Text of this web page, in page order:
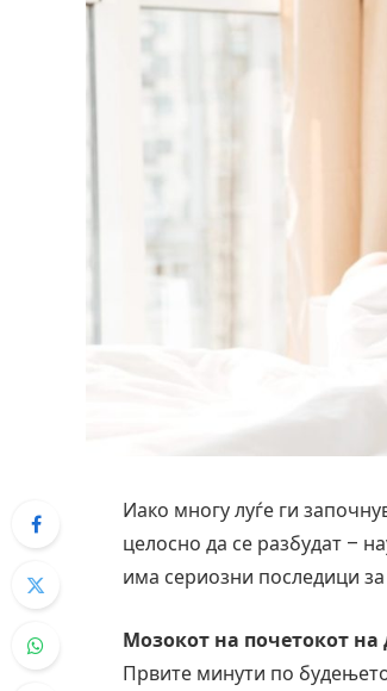
Иако многу луѓе ги
целосно да се разбудат –
има сериозни последици
Мозокот на почетокот на
Првите минути по